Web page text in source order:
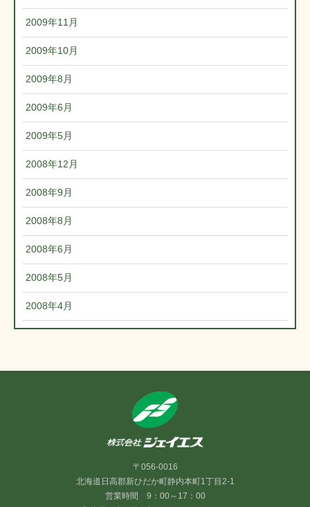
2009年11月
2009年10月
2009年8月
2009年6月
2009年5月
2008年12月
2008年9月
2008年8月
2008年6月
2008年5月
2008年4月
〒056-0016
北海道日高郡新ひだか町静内本町1丁目2-1
営業時間 9：00～17：00